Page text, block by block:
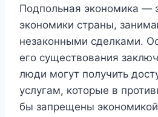
Подпольная экономика —
экономики страны,
незаконными сделками.
его существования
люди могут получить
услугам, которые в
бы запрещены